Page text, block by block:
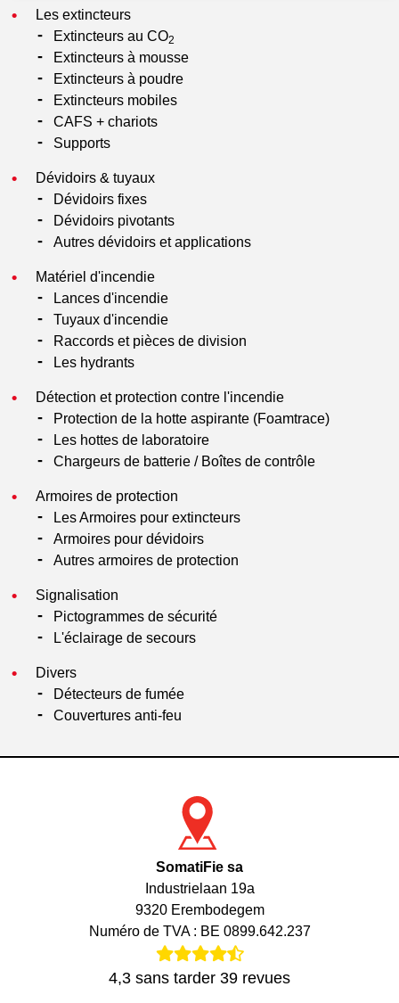
Les extincteurs
Extincteurs au CO2
Extincteurs à mousse
Extincteurs à poudre
Extincteurs mobiles
CAFS + chariots
Supports
Dévidoirs & tuyaux
Dévidoirs fixes
Dévidoirs pivotants
Autres dévidoirs et applications
Matériel d'incendie
Lances d'incendie
Tuyaux d'incendie
Raccords et pièces de division
Les hydrants
Détection et protection contre l'incendie
Protection de la hotte aspirante (Foamtrace)
Les hottes de laboratoire
Chargeurs de batterie / Boîtes de contrôle
Armoires de protection
Les Armoires pour extincteurs
Armoires pour dévidoirs
Autres armoires de protection
Signalisation
Pictogrammes de sécurité
L'éclairage de secours
Divers
Détecteurs de fumée
Couvertures anti-feu
SomatiFie sa
Industrielaan 19a
9320 Erembodegem
Numéro de TVA : BE 0899.642.237
4,3 sans tarder 39 revues